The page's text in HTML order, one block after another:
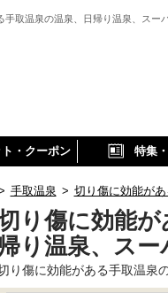
手取温泉の温泉、日帰り温泉、スー
・クーポン 特集
手取温泉 > 切り傷に効能が
り傷に効能が
帰り温泉、ス
り傷に効能がある手取温泉